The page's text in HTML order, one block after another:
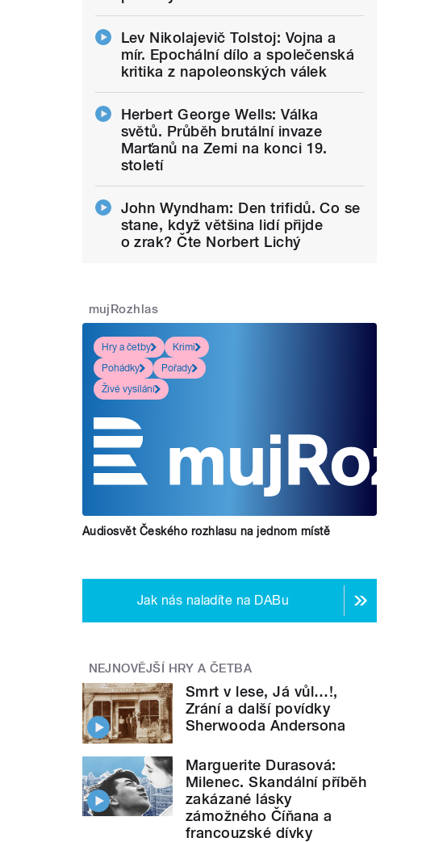
Lev Nikolajevič Tolstoj: Vojna a
mír. Epochální dílo a společenská
kritika z napoleonských válek
Herbert George Wells: Válka
světů. Průběh brutální invaze
Marťanů na Zemi na konci 19.
století
John Wyndham: Den trifidů. Co se
stane, když většina lidí přijde
o zrak? Čte Norbert Lichý
mujRozhlas
Hry a četby
Krimi
Pohádky
Pořady
Živé vysílání
Audiosvět Českého rozhlasu na jednom místě
Jak nás naladíte na DABu
NEJNOVĚJŠÍ HRY A ČETBA
Smrt v lese, Já vůl…!,
Zrání a další povídky
Sherwooda Andersona
Marguerite Durasová:
Milenec. Skandální příběh
zakázané lásky
zámožného Číňana a
francouzské dívky